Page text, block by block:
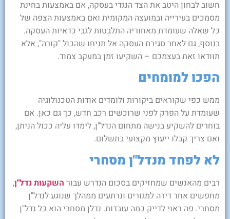
חשוב לבחון היטב את הצד הנגדי בעסקה, אם באמצעות בחינת
מסמכים בעירייה ובמועצה המקומית ואם באמצעות הצפה של
כל שאלה שעומדת מאחוריה התלבטות לגבי כדאיות העסקה.
בנוסף, גם לאחר סגירת העסקה אל תניחו שהכול "קורה", אלא
תוודאו זאת בעצמכם – השקיעו זמן במעקב צמוד.
הפכו למומחים
ממש כפי שקוראים ביקורות ולומדים אודות הטכנולוגיה
שעומדת על הפרק לפני שרוכשים רכב חדש, כך גם כאן. אם
בוחרים להשקיע בנישה מתחום הנדל"ן, לימדו עליה ככול הניתן,
ואם צריך קבלו ייעוץ מקצועי בתשלום.
לא לפחד מנדל"ן מסחרי
רבים מהאנשים שמחזיקים בסכום הנדרש עבור השקעות נדל"ן,
מחפשים אחר דירה למגורים ונרתעים ממהלך שנוגע לנדל"ן
מסחרי. פה ראוי לדייק כמה עובדות. נדלן מסחרי הוא כל נדל"ן